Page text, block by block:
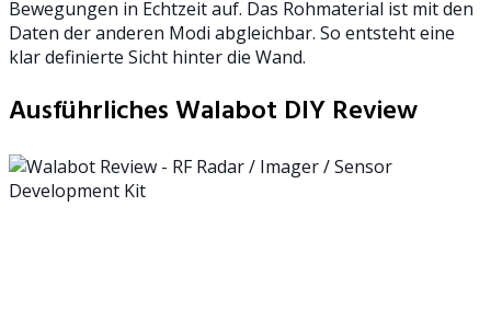
Bewegungen in Echtzeit auf. Das Rohmaterial ist mit den
Daten der anderen Modi abgleichbar. So entsteht eine
klar definierte Sicht hinter die Wand.
Ausführliches Walabot DIY Review